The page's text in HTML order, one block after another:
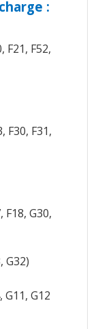
:
F21, F52,
F30, F31,
F18, G30,
G32)
G11, G12